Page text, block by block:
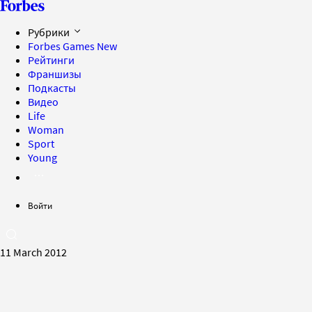
Рубрики
Forbes Games New
Рейтинги
Франшизы
Подкасты
Видео
Life
Woman
Sport
Young
Войти
11 March 2012